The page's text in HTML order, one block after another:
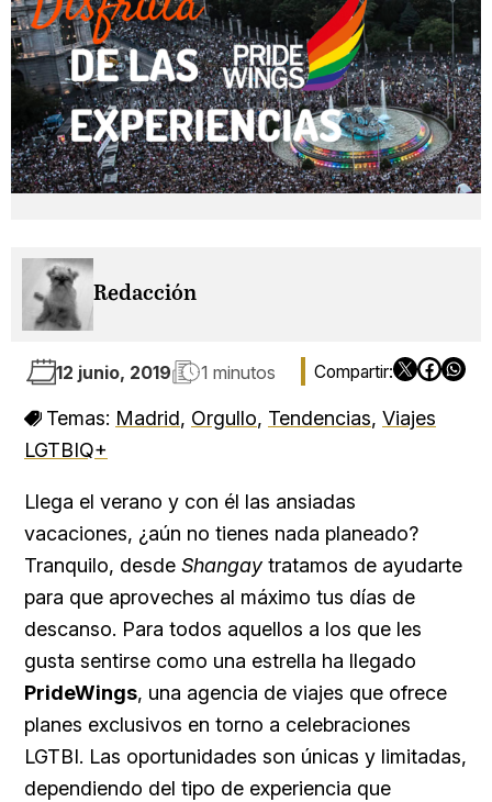
Redacción
12 junio, 2019 1 minutos
Temas: Madrid, Orgullo, Tendencias, Viajes
LGTBIQ+
Llega el verano y con él las ansiadas
vacaciones, ¿aún no tienes nada planeado?
Tranquilo, desde Shangay tratamos de ayudarte
para que aproveches al máximo tus días de
descanso. Para todos aquellos a los que les
gusta sentirse como una estrella ha llegado
PrideWings, una agencia de viajes que ofrece
planes exclusivos en torno a celebraciones
LGTBI. Las oportunidades son únicas y limitadas,
dependiendo del tipo de experiencia que